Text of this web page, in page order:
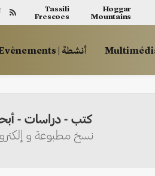
Hoggar
Mountains
Tassili
Frescoes
RSS
أنشطة | Evènements